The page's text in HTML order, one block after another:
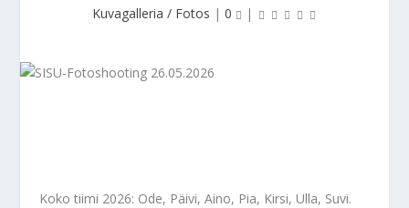
Kuvagalleria / Fotos | 0 |
Koko tiimi 2026: Ode, Päivi, Aino, Pia, Kirsi, Ulla, Suvi.